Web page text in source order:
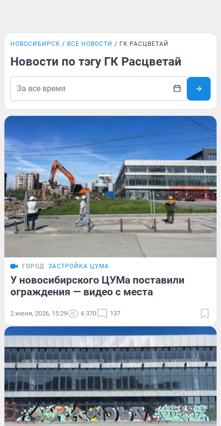
НОВОСИБИРСК ВСЕ НОВОСТИ ГК РАСЦВЕТАЙ
Новости по тэгу ГК Расцветай
ГОРОД ЗАСТРОЙКА ЦУМА
У новосибирского ЦУМа поставили
ограждения — видео с места
2 июня, 2026, 15:29 6 370 137